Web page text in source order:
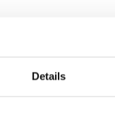
Details